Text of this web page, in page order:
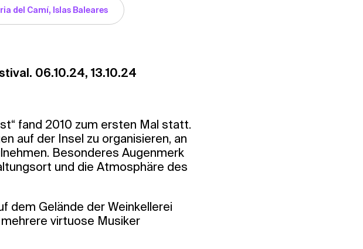
del Camí, Islas Baleares
06.10.24, 13.10.24
fand 2010 zum ersten Mal statt.
auf der Insel zu organisieren, an
Besonderes Augenmerk
und die Atmosphäre des
dem Gelände der Weinkellerei
virtuose Musiker